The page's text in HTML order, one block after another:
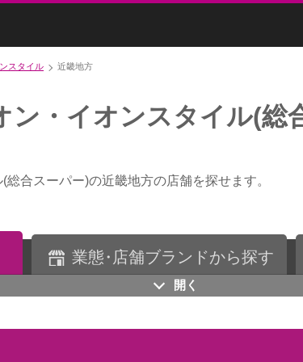
スタイル 近畿地方
ン・イオンスタイル(総
合スーパー)の近畿地方の店舗を探せます。
業態・ 店舗ブランドから探す
開く